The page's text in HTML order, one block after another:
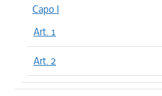
Capo I
Art. 1
Art. 2